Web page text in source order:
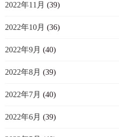
2022年11月 (39)
2022年10月 (36)
2022年9月 (40)
2022年8月 (39)
2022年7月 (40)
2022年6月 (39)